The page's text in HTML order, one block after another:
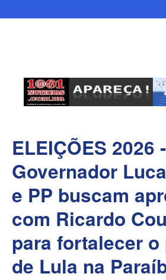
ELEIÇÕES 2026 -
Governador
e PP buscam
com Ricardo
para fortalecer o
de Lula na